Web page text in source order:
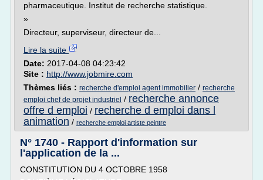
pharmaceutique. Institut de recherche statistique.
»
Directeur, superviseur, directeur de...
Lire la suite
Date: 2017-04-08 04:23:42
Site : http://www.jobmire.com
Thèmes liés : recherche d'emploi agent immobilier / recherche
emploi chef de projet industriel / recherche annonce
offre d emploi / recherche d emploi dans l
animation / recherche emploi artiste peintre
N° 1740 - Rapport d'information sur
l'application de la ...
CONSTITUTION DU 4 OCTOBRE 1958